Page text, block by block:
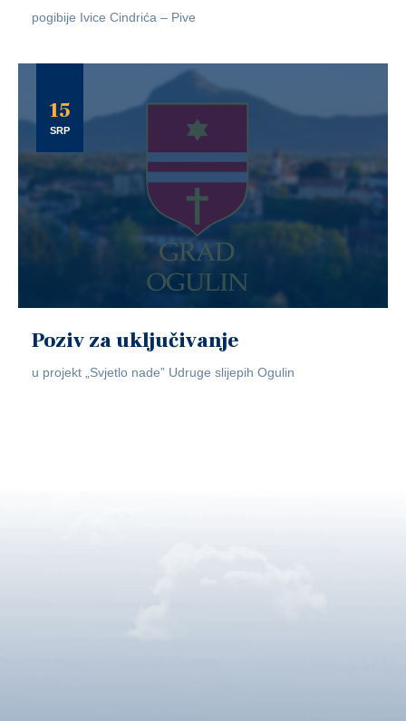
pogibije Ivice Cindrića – Pive
15
SRP
Poziv za uključivanje
u projekt „Svjetlo nade” Udruge slijepih Ogulin